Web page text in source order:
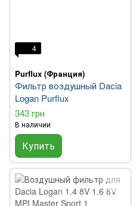
4
Purflux (Франция)
Фильтр воздушный Dacia
Logan Purflux
343 грн
В наличии
Купить